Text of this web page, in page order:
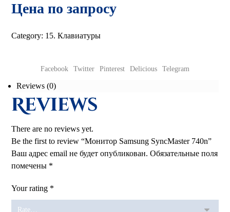
Цена по запросу
Category: 15. Клавиатуры
Facebook Twitter Pinterest Delicious Telegram
Reviews (0)
Reviews
There are no reviews yet.
Be the first to review “Монитор Samsung SyncMaster 740n”
Ваш адрес email не будет опубликован. Обязательные поля
помечены *
Your rating *